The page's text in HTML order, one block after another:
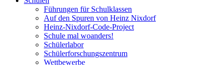
Führungen für Schulklassen
Auf den Spuren von Heinz Nixdorf
Heinz-Nixdorf-Code-Project
Schule mal woanders!
Schülerlabor
Schülerforschungszentrum
Wettbewerbe